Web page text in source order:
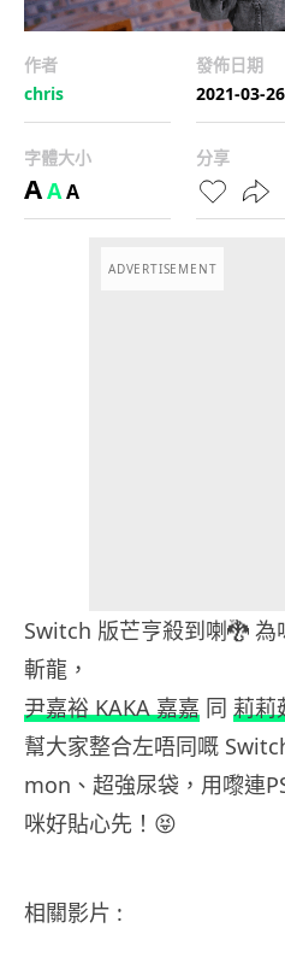
作者
chris
發佈日期
2021-03-26
字體大小
AAA
分享
ADVERTISEMENT
Switch 版芒亨殺到喇🐉
斬龍，
尹嘉裕 KAKA 嘉嘉 同 莉莉
幫大家整合左唔同嘅
mon、超強尿袋，用嚟連
咪好貼心先！😝
相關影片 :